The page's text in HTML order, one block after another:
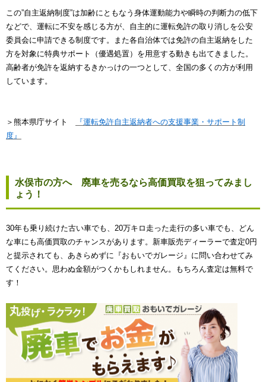
この”自主返納制度”は加齢にともなう身体運動能力や瞬時の判断力の低下
などで、運転に不安を感じる方が、自主的に運転免許の取り消しを公安
委員会に申請できる制度です。また各自治体では免許の自主返納をした
方を対象に特典サポート（優遇処置）を用意する動きも出てきました。
高齢者が免許を返納するきかっけの一つとして、全国の多くの方が利用
しています。
＞熊本県庁サイト
『運転免許自主返納者への支援事業・サポート制
度』
水俣市の方へ 廃車を売るなら高価買取を狙ってみまし
ょう！
30年も乗り続けた古い車でも、20万キロ走った走行の多い車でも、どん
な車にも高価買取のチャンスがあります。新車販売ディーラーで査定0円
と提示されても、あきらめずに『おもいでガレージ』に問い合わせてみ
てください。思わぬ金額がつくかもしれません。もちろん査定は無料で
す！